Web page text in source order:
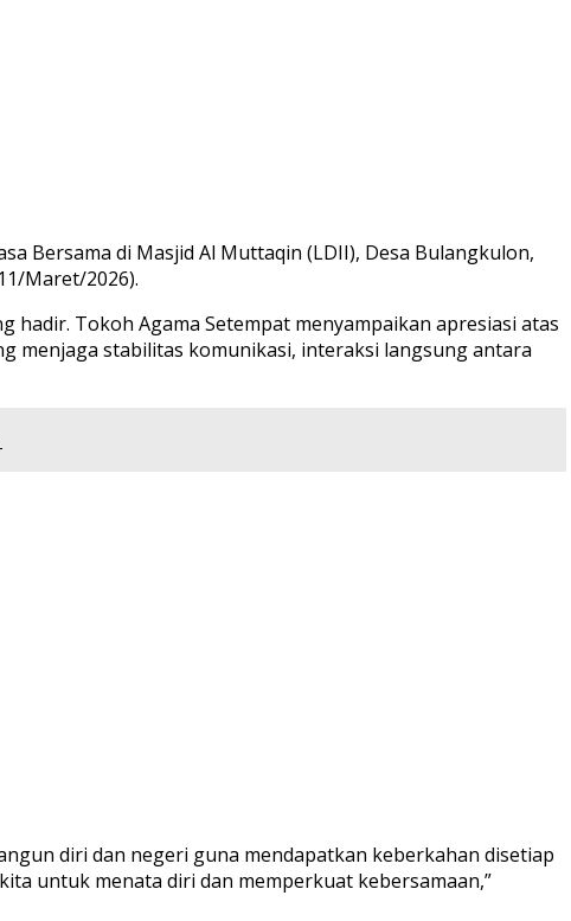
Bersama di Masjid Al Muttaqin (LDII), Desa Bulangkulon,
Maret/2026).
hadir. Tokoh Agama Setempat menyampaikan apresiasi atas
menjaga stabilitas komunikasi, interaksi langsung antara
diri dan negeri guna mendapatkan keberkahan disetiap
untuk menata diri dan memperkuat kebersamaan,”